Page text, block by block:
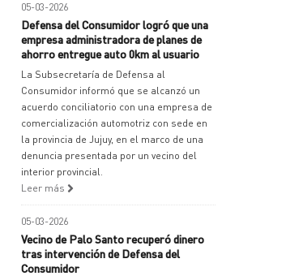
05-03-2026
Defensa del Consumidor logró que una
empresa administradora de planes de
ahorro entregue auto 0km al usuario
La Subsecretaría de Defensa al
Consumidor informó que se alcanzó un
acuerdo conciliatorio con una empresa de
comercialización automotriz con sede en
la provincia de Jujuy, en el marco de una
denuncia presentada por un vecino del
interior provincial.
Leer más
05-03-2026
Vecino de Palo Santo recuperó dinero
tras intervención de Defensa del
Consumidor